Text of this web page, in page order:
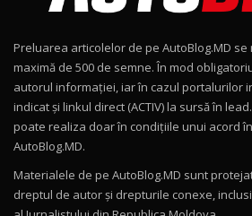
15:22
Mercedes-AMG E 53
Drive AutoBlog.MD
16:27
11
Noul Volvo ES90 / Test
Noul MG HS / Test
Preluarea articolelor de pe AutoBlog.MD
maximă de 500 de semne. În mod
autorul informației, iar în cazul portalurilor
indicat și linkul direct (ACTIV) la sursă în
poate realiza doar în condițiile unui acord
AutoBlog.MD.
Materialele de pe AutoBlog.MD sunt
dreptul de autor și drepturile conexe,